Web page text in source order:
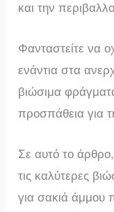
και την
Φανταστείτε να
ενάντια στα
βιώσιμα
προσπάθεια για
Σε αυτό το
τις καλύτερες
για σακιά άμμου